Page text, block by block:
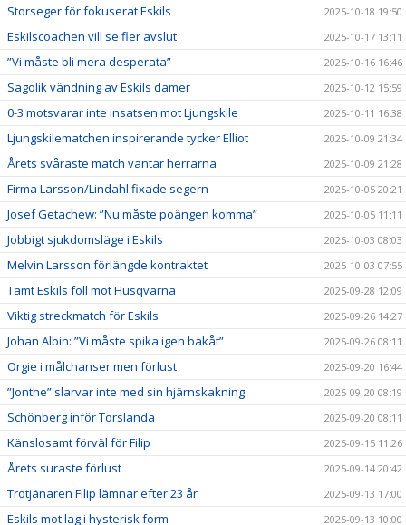
Storseger för fokuserat Eskils 2025-10-18 19:50
Eskilscoachen vill se fler avslut 2025-10-17 13:11
”Vi måste bli mera desperata” 2025-10-16 16:46
Sagolik vändning av Eskils damer 2025-10-12 15:59
0-3 motsvarar inte insatsen mot Ljungskile 2025-10-11 16:38
Ljungskilematchen inspirerande tycker Elliot 2025-10-09 21:34
Årets svåraste match väntar herrarna 2025-10-09 21:28
Firma Larsson/Lindahl fixade segern 2025-10-05 20:21
Josef Getachew: ”Nu måste poängen komma” 2025-10-05 11:11
Jobbigt sjukdomsläge i Eskils 2025-10-03 08:03
Melvin Larsson förlängde kontraktet 2025-10-03 07:55
Tamt Eskils föll mot Husqvarna 2025-09-28 12:09
Viktig streckmatch för Eskils 2025-09-26 14:27
Johan Albin: ”Vi måste spika igen bakåt” 2025-09-26 08:11
Orgie i målchanser men förlust 2025-09-20 16:44
”Jonthe” slarvar inte med sin hjärnskakning 2025-09-20 08:19
Schönberg inför Torslanda 2025-09-20 08:11
Känslosamt förväl för Filip 2025-09-15 11:26
Årets suraste förlust 2025-09-14 20:42
Trotjänaren Filip lämnar efter 23 år 2025-09-13 17:00
Eskils mot lag i hysterisk form 2025-09-13 10:00